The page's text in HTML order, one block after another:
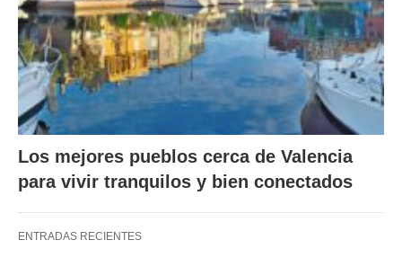
Los mejores pueblos cerca de Valencia
para vivir tranquilos y bien conectados
ENTRADAS RECIENTES